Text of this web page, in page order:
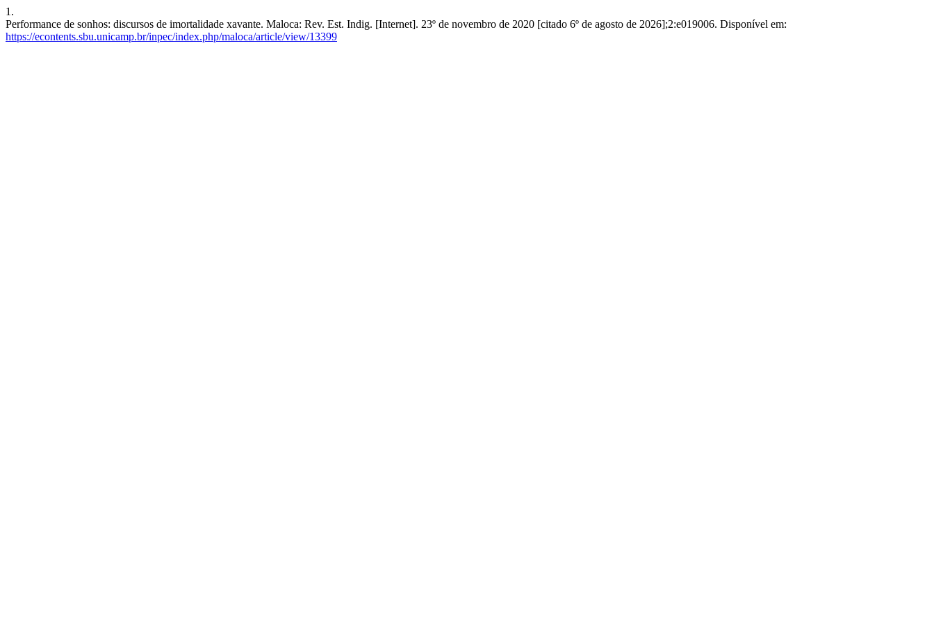
1.
Performance de sonhos: discursos de imortalidade xavante. Maloca: Rev. Est. Indig. [Internet]. 23º de novembro de 2020 [citado 6º de agosto de 2026];2:e019006. Disponível em:
https://econtents.sbu.unicamp.br/inpec/index.php/maloca/article/view/13399